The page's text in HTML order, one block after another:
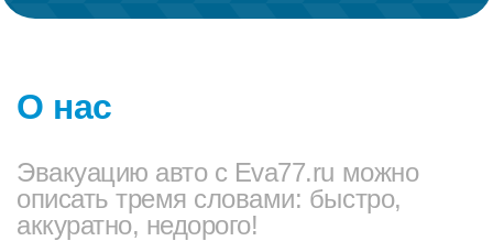
О нас
Эвакуацию авто с Eva77.ru можно
описать тремя словами: быстро,
аккуратно, недорого!